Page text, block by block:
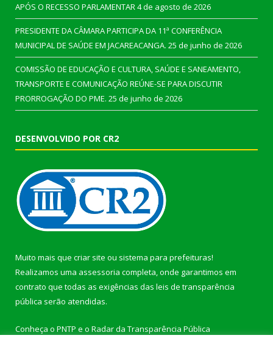
APÓS O RECESSO PARLAMENTAR4 de agosto de 2026
PRESIDENTE DA CÂMARA PARTICIPA DA 11ª CONFERÊNCIA
MUNICIPAL DE SAÚDE EM JACAREACANGA. 25 de junho de 2026
COMISSÃO DE EDUCAÇÃO E CULTURA, SAÚDE E SANEAMENTO,
TRANSPORTE E COMUNICAÇÃO REÚNE-SE PARA DISCUTIR
PRORROGAÇÃO DO PME. 25 de junho de 2026
DESENVOLVIDO POR CR2
Muito mais que criar site ou sistema para prefeituras!
Realizamos uma assessoria completa, onde garantimos em
contrato que todas as exigências das leis de transparência
pública serão atendidas.
Conheça o PNTP e o Radar da Transparência Pública